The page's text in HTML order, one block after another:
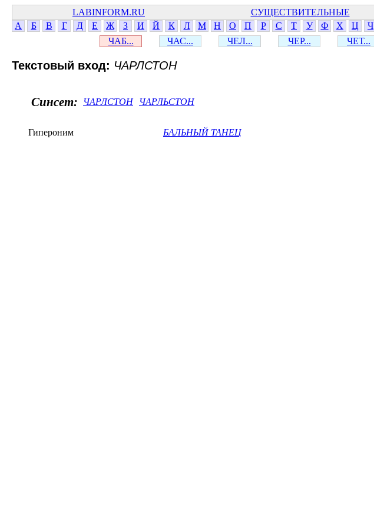
LABINFORM.RU СУЩЕСТВИТЕЛЬНЫЕ
А
Б В Г Д Е Ж З И Й К Л М Н О П Р С Т У Ф Х Ц Ч
ЧАБ...
ЧАС... ЧЕЛ... ЧЕР... ЧЕТ...
Текстовый вход: ЧАРЛСТОН
Синсет: ЧАРЛСТОН ЧАРЛЬСТОН
Гипероним БАЛЬНЫЙ ТАНЕЦ